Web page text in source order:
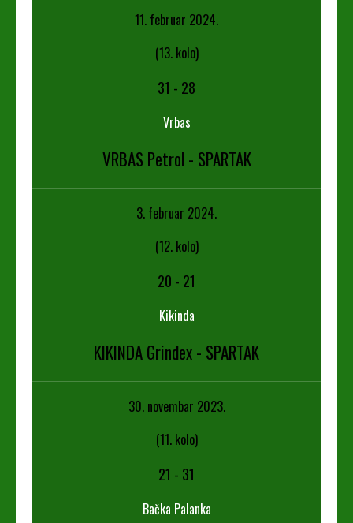
11. februar 2024.
(13. kolo)
31 - 28
Vrbas
VRBAS Petrol - SPARTAK
3. februar 2024.
(12. kolo)
20 - 21
Kikinda
KIKINDA Grindex - SPARTAK
30. novembar 2023.
(11. kolo)
21 - 31
Bačka Palanka